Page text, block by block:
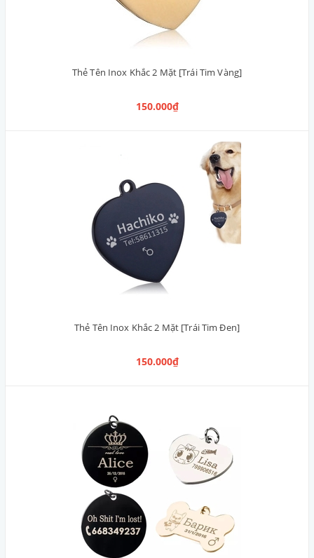
Thẻ Tên Inox Khắc 2 Mặt [Trái Tim Vàng]
150.000₫
Thẻ Tên Inox Khắc 2 Mặt [Trái Tim Đen]
150.000₫